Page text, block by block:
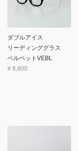
ダブルアイス
リーディンググラス
ベルベットVEBL
¥ 8,800